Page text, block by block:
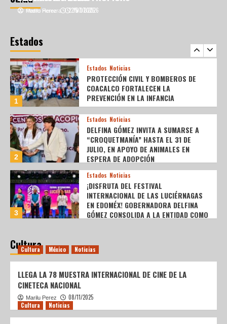
Marilu Perez 22/07/2026
Pedro Herrera 15/07/2026
Estados
5
1
Estados Noticias
PROTECCIÓN CIVIL Y BOMBEROS DE
COACALCO FORTALECEN LA
PREVENCIÓN EN LA INFANCIA
2
Estados Noticias
DELFINA GÓMEZ INVITA A SUMARSE A
“CROQUETMANÍA” HASTA EL 31 DE
JULIO, EN APOYO DE ANIMALES EN
ESPERA DE ADOPCIÓN
3
Estados Noticias
¡DISFRUTA DEL FESTIVAL
INTERNACIONAL DE LAS LUCIÉRNAGAS
EN EDOMÉX! GOBERNADORA DELFINA
GÓMEZ CONSOLIDA A LA ENTIDAD COMO
DE LA SOBERANÍA CON MÁS DE 3,500
ASISTENTES A LA ASAMBLEA DE
MORENA
Estados
PATRIMONIO FRENTE A LA BANCA
Cultura
Cultura México Noticias
LLEGA LA 78 MUESTRA INTERNACIONAL DE CINE DE LA
CINETECA NACIONAL
Marilu Perez
08/11/2025
Cultura
Noticias